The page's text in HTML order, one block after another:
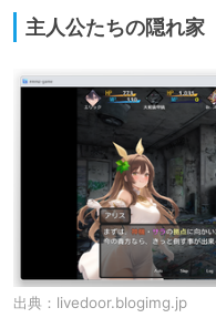
主人公たちの隠れ家
出典： livedoor.blogimg.jp